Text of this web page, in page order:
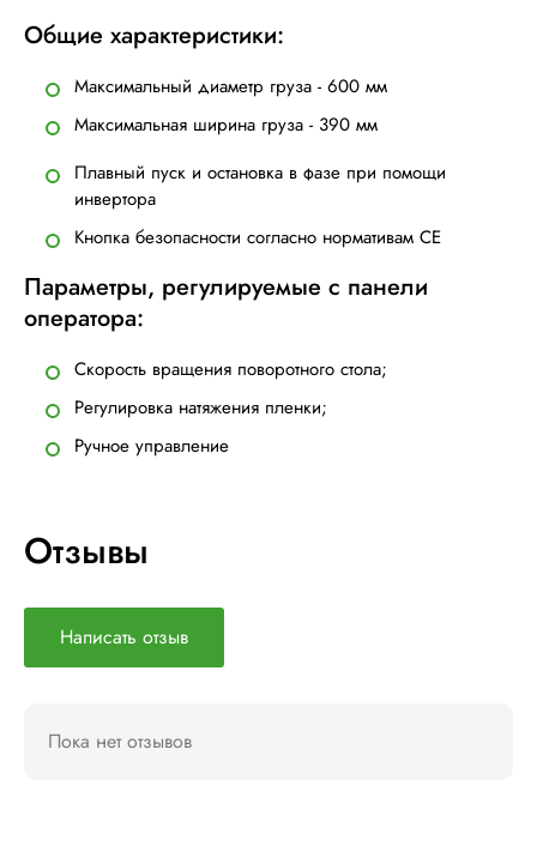
Общие характеристики:
Максимальный диаметр груза - 600 мм
Максимальная ширина груза - 390 мм
Плавный пуск и остановка в фазе при помощи
инвертора
Кнопка безопасности согласно нормативам CE
Параметры, регулируемые с панели
оператора:
Скорость вращения поворотного стола;
Регулировка натяжения пленки;
Ручное управление
Отзывы
Написать отзыв
Пока нет отзывов